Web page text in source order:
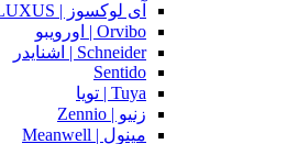
آی لوکسوز | I LUXUS
Orvibo | اورویبو
Schneider | اشنایدر
Sentido
Tuya | تویا
زنیو | Zennio
مینول | Meanwell